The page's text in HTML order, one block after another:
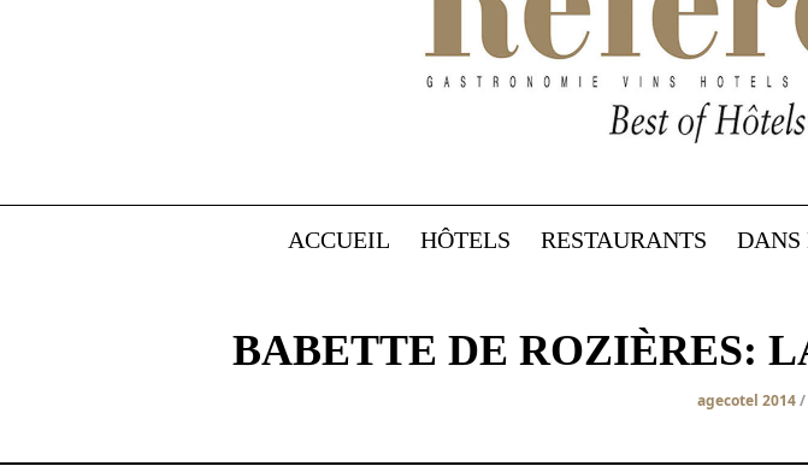
ACCUEIL HÔTELS RESTAURANTS DANS
BABETTE DE ROZIÈRES:
agecotel 2014/